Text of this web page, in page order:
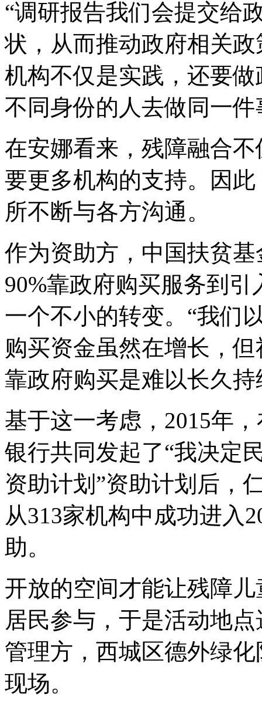
“调研报告我们会提交给
状，从而推动政府相关
机构不仅是实践，还要
不同身份的人去做同一件
在安娜看来，残障融合
要更多机构的支持。因
所不断与各方沟通。
作为资助方，中国扶贫
90%靠政府购买服务到
一个不小的转变。“我们
购买资金虽然在增长，
靠政府购买是难以长久持
基于这一考虑，2015年
银行共同发起了“我决
资助计划”资助计划后，
从313家机构中成功进入
助。
开放的空间才能让残障
居民参与，于是活动地
管理方，西城区德外绿
现场。